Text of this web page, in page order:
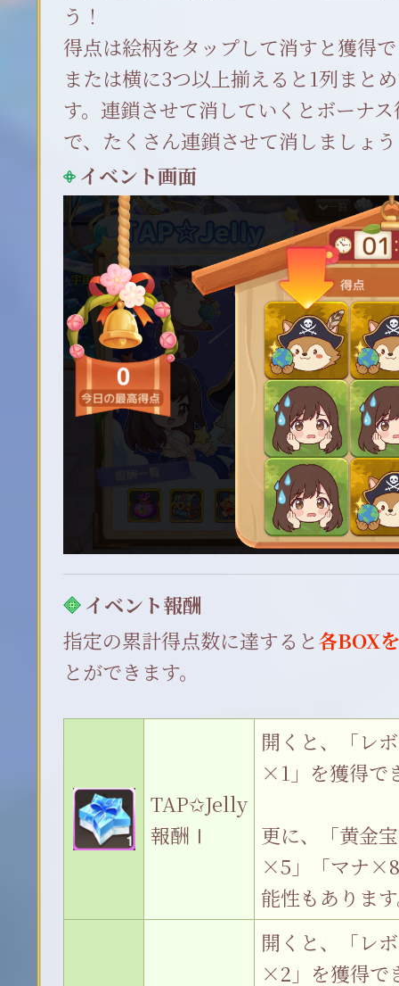
う！
得点は絵柄をタップして消すと獲得
または横に3つ以上揃えると1列まと
す。連鎖させて消していくとボーナ
で、たくさん連鎖させて消しましょ
イベント画面
イベント報酬
指定の累計得点数に達すると各BOX
とができます。
TAP✩Jelly
報酬Ⅰ
開くと、「レ
×1」を獲得で
更に、「黄金
×5」「マナ
能性もありま
開くと、「レ
×2」を獲得で